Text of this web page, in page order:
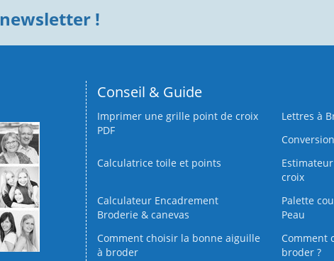
newsletter !
Conseil & Guide
Imprimer une grille point de croix
PDF
Lettres à
Calculatrice toile et points
croix
Calculateur Encadrement
Broderie & canevas
Palette
Peau
Comment choisir la bonne aiguille
à broder
Comment
broder ?